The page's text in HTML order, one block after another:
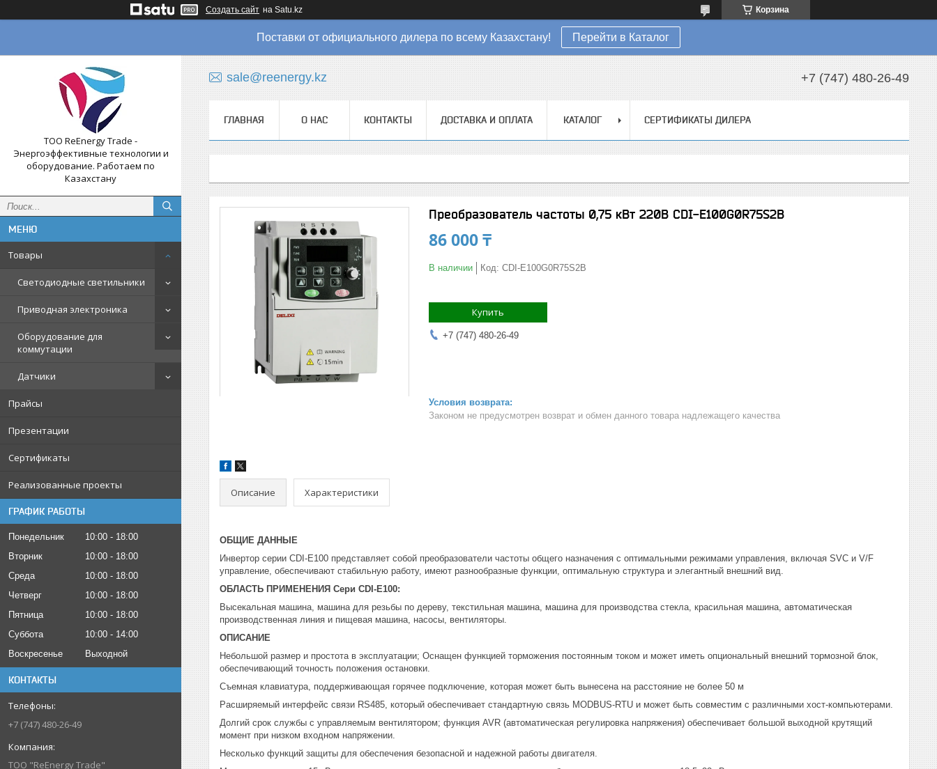
Создать сайт на Satu.kz Корзина
Поставки от официального дилера по всему Казахстану! Перейти в Каталог
ТОО ReEnergy Trade -
Энергоэффективные технологии и
оборудование. Работаем по
Казахстану
Товары
Светодиодные светильники
Приводная электроника
Оборудование для
коммутации
Датчики
Прайсы
Презентации
Сертификаты
Реализованные проекты
ГРАФИК РАБОТЫ
Понедельник 10:00
18:00
Вторник
10:00
18:00
Среда
10:00
18:00
Четверг
10:00
18:00
Пятница
10:00
18:00
Суббота
10:00
14:00
Воскресенье
Выходной
КОНТАКТЫ
+7 (747) 480-26-49
ТОО "ReEnergy Trade"
sale@reenergy.kz +7 (747) 480-26-49
ГЛАВНАЯ О НАС КОНТАКТЫ ДОСТАВКА И ОПЛАТА КАТАЛОГ СЕРТИФИКАТЫ ДИЛЕРА
Преобразователь частоты 0,75 кВт 220В CDI-E100G0R75S2B
86 000 ₸
В наличии Код: CDI-E100G0R75S2B
Купить
+7 (747) 480-26-49
Законом не предусмотрен возврат и обмен данного товара надлежащего качества
Описание Характеристики
ОБЩИЕ ДАННЫЕ
Инвертор серии CDI-E100 представляет собой преобразователи частоты общего назначения с оптимальными режимами управления, включая SVC и V/F
управление, обеспечивают стабильную работу, имеют разнообразные функции, оптимальную структура и элегантный внешний вид.
ОБЛАСТЬ ПРИМЕНЕНИЯ Сери CDI-E100:
Высекальная машина, машина для резьбы по дереву, текстильная машина, машина для производства стекла, красильная машина, автоматическая
производственная линия и пищевая машина, насосы, вентиляторы.
ОПИСАНИЕ
Небольшой размер и простота в эксплуатации; Оснащен функцией торможения постоянным током и может иметь опциональный внешний тормозной блок,
обеспечивающий точность положения остановки.
Съемная клавиатура, поддерживающая горячее подключение, которая может быть вынесена на расстояние не более 50 м
Расширяемый интерфейс связи RS485, который обеспечивает стандартную связь MODBUS-RTU и может быть совместим с различными хост-компьютерами.
Долгий срок службы с управляемым вентилятором; функция AVR (автоматическая регулировка напряжения) обеспечивает большой выходной крутящий
момент при низком входном напряжении.
Несколько функций защиты для обеспечения безопасной и надежной работы двигателя.